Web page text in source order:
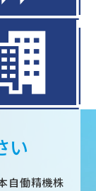
い
自働精機株